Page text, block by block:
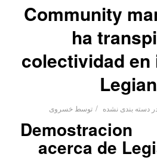
Community
ha
colectividad en
دسته بندی نشده / توسط خسروی
acerca de